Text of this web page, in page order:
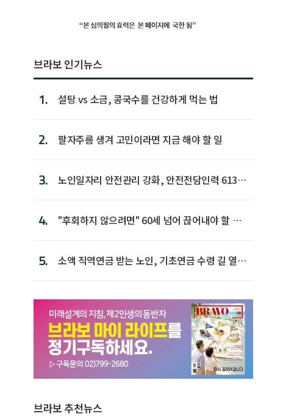
브라보 인기뉴스
1. 설탕 vs 소금, 콩국수를 건강하게 먹는 법
2. 팔자주름 생겨 고민이라면 지금 해야 할 일
3.
노인일자리 안전관리 강화, 안전전담인력 613명
4.
"후회하지 않으려면" 60세 넘어 끊어내야 할 사
5.
소액 직역연금 받는 노인, 기초연금 수령 길 열린
브라보 추천뉴스